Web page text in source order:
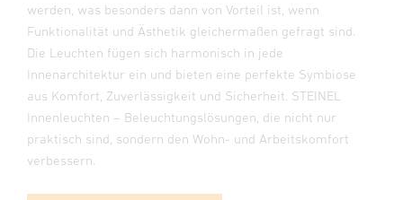
werden, was besonders dann von Vorteil ist, wenn
Funktionalität und Ästhetik gleichermaßen gefragt sind.
Die Leuchten fügen sich harmonisch in jede
Innenarchitektur ein und bieten eine perfekte Symbiose
aus Komfort, Zuverlässigkeit und Sicherheit. STEINEL
Innenleuchten – Beleuchtungslösungen, die nicht nur
praktisch sind, sondern den Wohn- und Arbeitskomfort
verbessern.